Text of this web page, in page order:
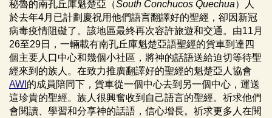
秘魯的南孔丘庫魁楚亞（South Conchucos Quechua）人
於去年4月已計劃慶祝用他們語言翻譯好的聖經，卻因新冠
病毒疫情阻礙了。該地區最終再次容許旅遊和交通。由11月
26至29日，一輛載有南孔丘庫魁楚亞語聖經的貨車到達四
個主要人口中心和幾個小社區，將神的話語送給迫切等待聖
經來到的族人。在致力推廣翻譯好的聖經的魁楚亞人協會
AWI 的成員陪同下，貨車從一個中心去到另一個中心，運送
這珍貴的聖經。族人很興奮收到自己語言的聖經。祈求他們
會閱讀、學習和分享神的話語，信心增長。祈求更多人在閱